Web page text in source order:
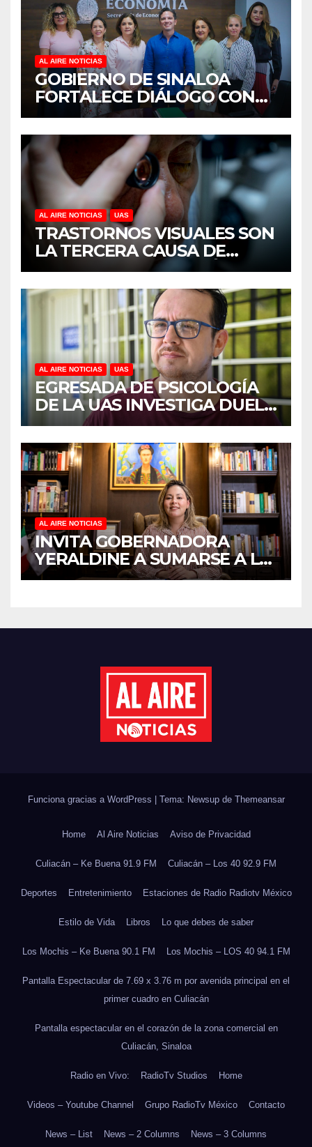
AL AIRE NOTICIAS
GOBIERNO DE SINALOA
FORTALECE DIÁLOGO CON
MUJERES EMPRESARIAS DE
CULIACÁN
AL AIRE NOTICIAS UAS
TRASTORNOS VISUALES SON
LA TERCERA CAUSA DE
DISCAPACIDAD EN MÉXICO,
REVELA ESTUDIO DEL
CIDOCS DE LA UAS
AL AIRE NOTICIAS UAS
EGRESADA DE PSICOLOGÍA
DE LA UAS INVESTIGA DUELO
ANTICIPADO Y SOBRECARGA
EN CUIDADORES DE
ADULTOS MAYORES
AL AIRE NOTICIAS
INVITA GOBERNADORA
YERALDINE A SUMARSE A LA
JORNADA NACIONAL DE
DE ÁRBOLES
Funciona gracias a WordPress Tema: Newsup de Themeansar
Home Al Aire Noticias Aviso de Privacidad
Culiacán – Ke Buena 91.9 FM Culiacán – Los 40 92.9 FM
Deportes Entretenimiento Estaciones de Radio Radiotv México
Estilo de Vida Libros Lo que debes de saber
Los Mochis – Ke Buena 90.1 FM Los Mochis – LOS 40 94.1 FM
Pantalla Espectacular de 7.69 x 3.76 m por avenida principal en el
primer cuadro en Culiacán
Pantalla espectacular en el corazón de la zona comercial en
Culiacán, Sinaloa
Radio en Vivo: RadioTv Studios Home
Videos – Youtube Channel Grupo RadioTv México Contacto
News – List News – 2 Columns News – 3 Columns